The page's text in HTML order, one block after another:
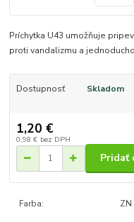
Príchytka U43 umožňuje
proti vandalizmu a
Dostupnosť Skladom
1,20 €
0,98 € bez DPH
Pridať
Farba: ZN